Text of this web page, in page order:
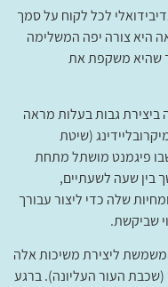
לכל לקוח על סמך
היא צורה יפה המשלימה
שהיא משקפת את
ביצירת גבות בעלות מראה
(שיטת
פיגמנט מושתל מתחת
בין שעה לשעתיים,
שלה כדי ליצור עבורך
שביקשת.
ליצירת משיכות אלה
(שכבת העור העליונה). ברגע